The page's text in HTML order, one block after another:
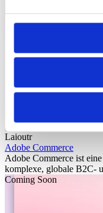
Laioutr
Adobe Commerce
Adobe Commerce ist
komplexe, globale B2C-
Coming Soon